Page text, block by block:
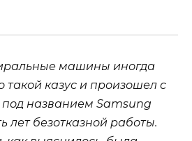
машины иногда
казус и произошел с
под названием Samsung
лет безотказной работы.